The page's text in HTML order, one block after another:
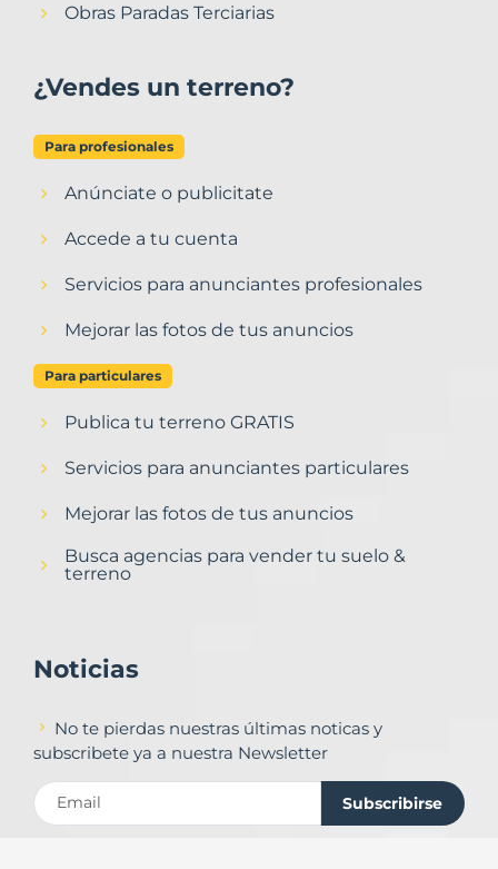
Obras Paradas Terciarias
¿Vendes un terreno?
Para profesionales
Anúnciate o publicitate
Accede a tu cuenta
Servicios para anunciantes profesionales
Mejorar las fotos de tus anuncios
Para particulares
Publica tu terreno GRATIS
Servicios para anunciantes particulares
Mejorar las fotos de tus anuncios
Busca agencias para vender tu suelo &
terreno
Noticias
No te pierdas nuestras últimas noticas y
subscribete ya a nuestra Newsletter
Subscribirse